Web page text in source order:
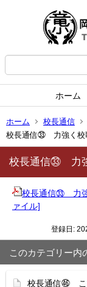
ホーム
ホーム 校長通信
校長通信㉝ 力強く校
校長通信㉝ 力
校長通信㉝ 力
ァイル]
登録日:
このカテゴリー内
校長通信㊻ こ